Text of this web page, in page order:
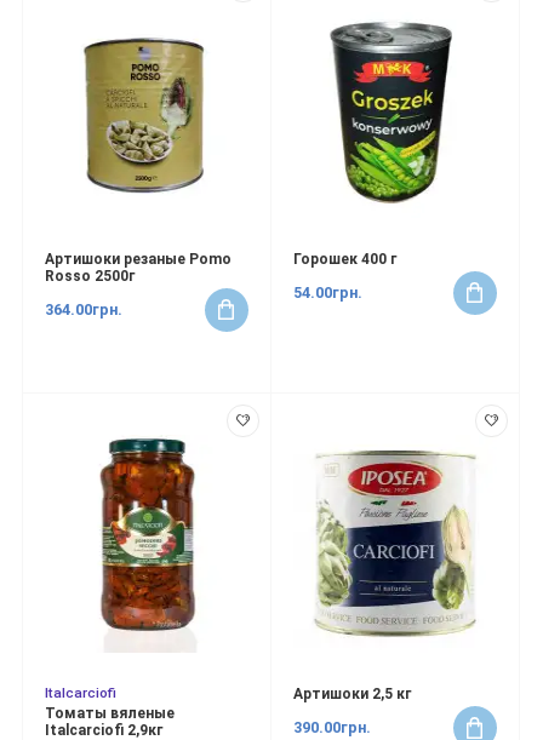
Артишоки резаные Pomo
Rosso 2500г
364.00грн.
Горошек 400 г
54.00грн.
Italcarciofi
Томаты вяленые
Italcarciofi 2,9кг
Артишоки 2,5 кг
390.00грн.